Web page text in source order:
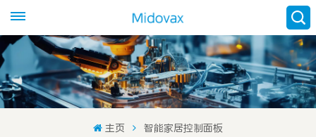
主页 智能家居控制面板